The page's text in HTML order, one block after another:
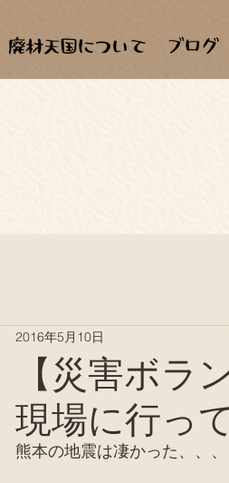
もらいもの
芸 テント芝居 バイオ
【災害ボラ
現場に行っ
2016年5月10日
熊本の地震は凄かった、、、